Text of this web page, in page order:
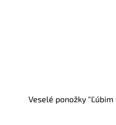
Veselé ponožky